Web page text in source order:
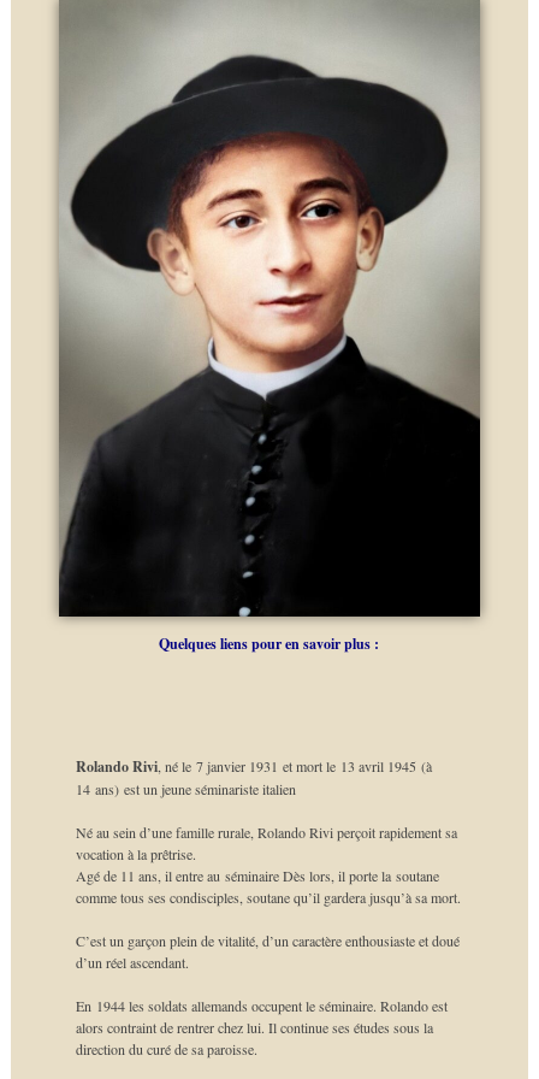
Quelques liens pour en savoir plus :
Rolando Rivi, né le 7 janvier 1931 et mort le 13 avril 1945 (à
14 ans) est un jeune séminariste italien
Né au sein d’une famille rurale, Rolando Rivi perçoit rapidement sa
vocation à la prêtrise.
Agé de 11 ans, il entre au séminaire Dès lors, il porte la soutane
comme tous ses condisciples, soutane qu’il gardera jusqu’à sa mort.
C’est un garçon plein de vitalité, d’un caractère enthousiaste et doué
d’un réel ascendant.
En 1944 les soldats allemands occupent le séminaire. Rolando est
alors contraint de rentrer chez lui. Il continue ses études sous la
direction du curé de sa paroisse.